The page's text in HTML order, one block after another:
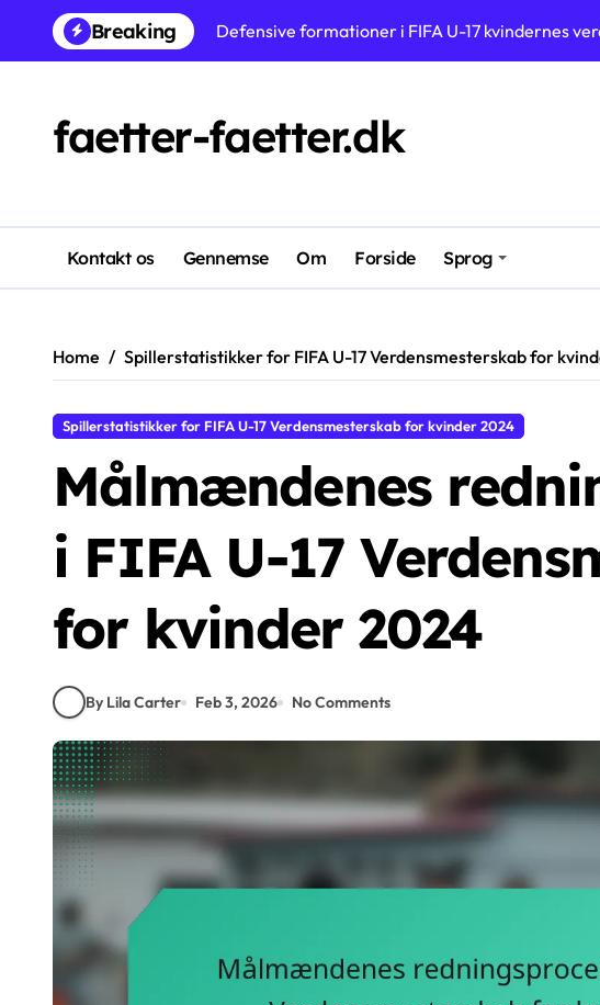
content
Breaking
Spillere med de højeste vurderinger i FIFA U-17
Udnyttelse af Wing Play i FIFA U-17
Australien U-17 kvinder: Defensiv
faetter-faetter.dk
Kontakt os Gennemse Om Forside Sprog
Home Spillerstatistikker for FIFA U-17 Verdensmesterskab for
Spillerstatistikker for FIFA U-17 Verdensmesterskab for kvinder 2024
Målmændenes
i FIFA U-17
for kvinder 2024
By Lila Carter Feb 3, 2026 No Comments